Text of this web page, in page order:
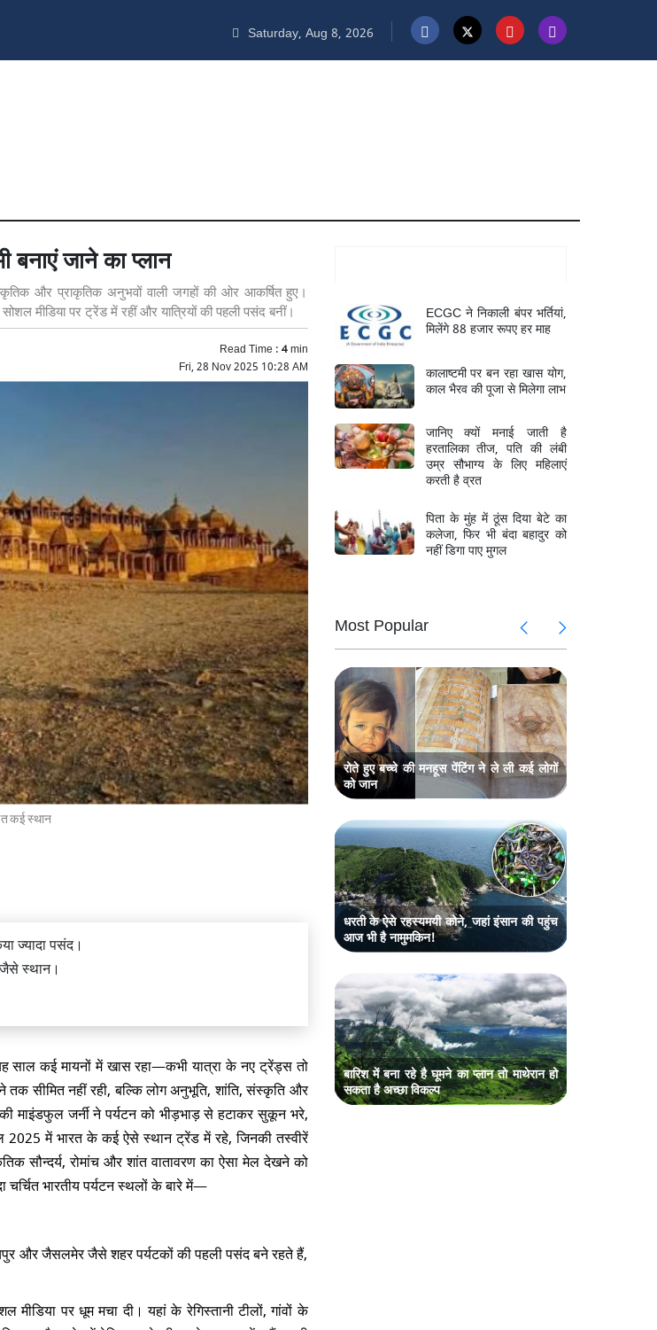
Saturday, Aug 8, 2026
बनाएं जाने का प्लान
और प्राकृतिक अनुभवों वाली जगहों की ओर आकर्षित हुए।
मीडिया पर ट्रेंड में रहीं और यात्रियों की पहली पसंद बनीं।
Read Time :4min
Fri, 28 Nov 2025 10:28 AM
कई स्थान
ज्यादा पसंद।
स्थान।
कई मायनों में खास रहा—कभी यात्रा के नए ट्रेंड्स तो
तक सीमित नहीं रही, बल्कि लोग अनुभूति, शांति, संस्कृति और
जर्नी ने पर्यटन को भीड़भाड़ से हटाकर सुकून भरे,
में भारत के कई ऐसे स्थान ट्रेंड में रहे, जिनकी तस्वीरें
सौन्दर्य, रोमांच और शांत वातावरण का ऐसा मेल देखने को
भारतीय पर्यटन स्थलों के बारे में—
और जैसलमेर जैसे शहर पर्यटकों की पहली पसंद बने रहते हैं,
पर धूम मचा दी। यहां के रेगिस्तानी टीलों, गांवों के
ECGC ने निकाली बंपर भर्तियां,
मिलेंगे 88 हजार रूपए हर माह
कालाष्टमी पर बन रहा खास योग,
काल भैरव की पूजा से मिलेगा लाभ
जानिए क्यों मनाई जाती है
हरतालिका तीज, पति की लंबी
उम्र सौभाग्य के लिए महिलाएं
करती है व्रत
पिता के मुंह में ठूंस दिया बेटे का
कलेजा, फिर भी बंदा बहादुर को
नहीं डिगा पाए मुगल
Most Popular
लोगों
हो
चांद बावड़ी का अनसुना रहस्य, एक रात में गुफा में
समा गई थी पूरी बारात
रोते हुए बच्चे की मनहूस पेंटिंग ने ले ली कई लोगों
को जान
धरती के ऐसे रहस्यमयी कोने, जहां इंसान की पहुंच
आज भी है नामुमकिन!
बारिश में बना रहे है घूमने का प्लान तो माथेरान हो
सकता है अच्छा विकल्प